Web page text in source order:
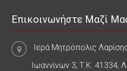
Επικοινωνήστε Μαζί
Ιερά Μητρόπολις
Ιωαννίνων 3, Τ.Κ. 41334,